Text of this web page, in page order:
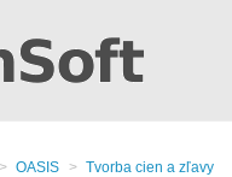
OASIS Tvorba cien a zľavy